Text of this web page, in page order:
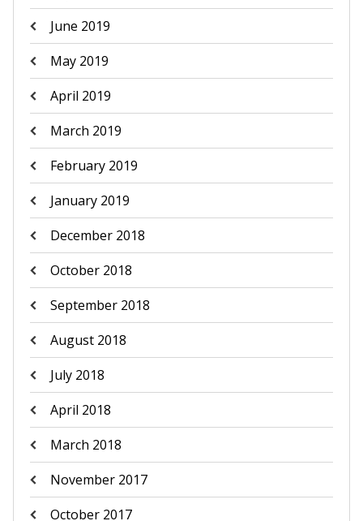
June 2019
May 2019
April 2019
March 2019
February 2019
January 2019
December 2018
October 2018
September 2018
August 2018
July 2018
April 2018
March 2018
November 2017
October 2017